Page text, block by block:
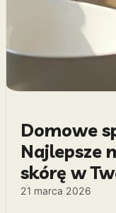
Domowe
Najlepsze
skórę w
21 marca 2026